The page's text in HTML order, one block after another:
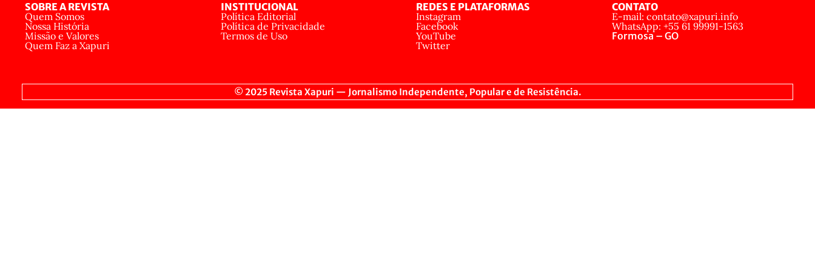
SOBRE A REVISTA
Quem Somos
Nossa História
Missão e Valores
Quem Faz a Xapuri
INSTITUCIONAL
Política Editorial
Política de Privacidade
Termos de Uso
REDES E PLATAFORMAS
Instagram
Facebook
YouTube
Twitter
CONTATO
E-mail: contato@xapuri.info
WhatsApp: +55 61 99991-1563
Formosa – GO
© 2025 Revista Xapuri — Jornalismo Independente, Popular e de Resistência.